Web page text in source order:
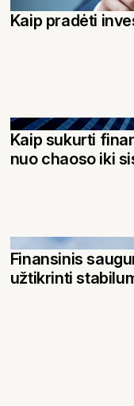
Kaip pradėti
Kaip sukurti
nuo chaoso iki
Finansinis
užtikrinti